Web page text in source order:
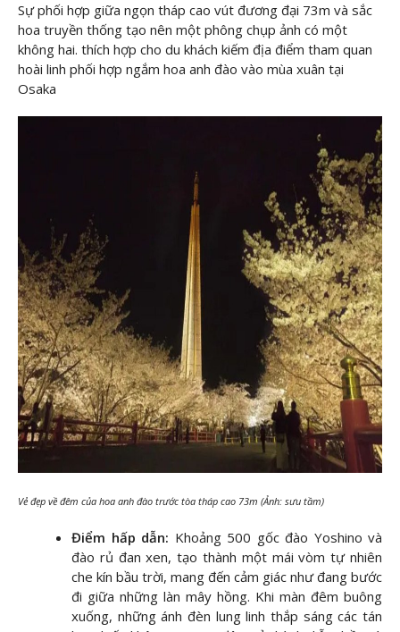
Sự phối hợp giữa ngọn tháp cao vút đương đại 73m và sắc
hoa truyền thống tạo nên một phông chụp ảnh có một
không hai. thích hợp cho du khách kiếm địa điểm tham quan
hoài linh phối hợp ngắm hoa anh đào vào mùa xuân tại
Osaka
Vẻ đẹp về đêm của hoa anh đào trước tòa tháp cao 73m (Ảnh: sưu tầm)
Điểm hấp dẫn: Khoảng 500 gốc đào Yoshino và
đào rủ đan xen, tạo thành một mái vòm tự nhiên
che kín bầu trời, mang đến cảm giác như đang bước
đi giữa những làn mây hồng. Khi màn đêm buông
xuống, những ánh đèn lung linh thắp sáng các tán